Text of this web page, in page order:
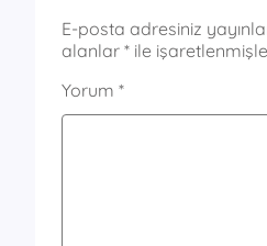
E-posta adresiniz
alanlar * ile
Yorum *